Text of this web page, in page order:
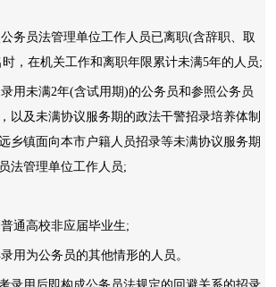
员法管理单位工作人员已离职(含辞职、取
，在机关工作和离职年限累计未满5年的人员;
未满2年(含试用期)的公务员和参照公务员
以及未满协议服务期的政法干警招录培养体制
乡镇面向本市户籍人员招录等未满协议服务期
法管理单位工作人员;
高校非应届毕业生;
为公务员的其他情形的人员。